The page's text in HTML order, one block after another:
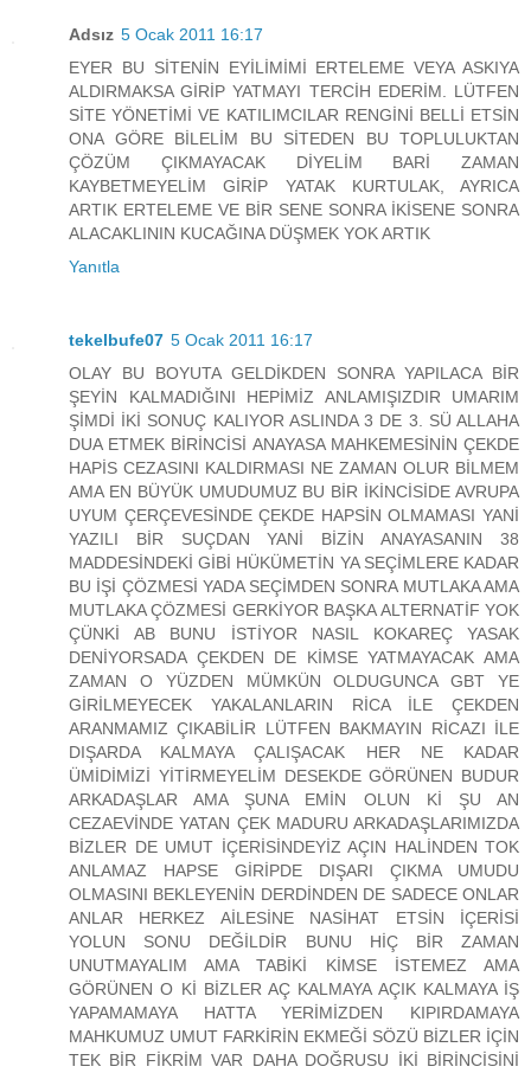
Adsız 5 Ocak 2011 16:17
EYER BU SİTENİN EYİLİMİMİ ERTELEME VEYA ASKIYA
ALDIRMAKSA GİRİP YATMAYI TERCİH EDERİM. LÜTFEN
SİTE YÖNETİMİ VE KATILIMCILAR RENGİNİ BELLİ ETSİN
ONA GÖRE BİLELİM BU SİTEDEN BU TOPLULUKTAN
ÇÖZÜM ÇIKMAYACAK DİYELİM BARİ ZAMAN
KAYBETMEYELİM GİRİP YATAK KURTULAK, AYRICA
ARTIK ERTELEME VE BİR SENE SONRA İKİSENE SONRA
ALACAKLININ KUCAĞINA DÜŞMEK YOK ARTIK
Yanıtla
tekelbufe07 5 Ocak 2011 16:17
OLAY BU BOYUTA GELDİKDEN SONRA YAPILACA BİR
ŞEYİN KALMADIĞINI HEPİMİZ ANLAMIŞIZDIR UMARIM
ŞİMDİ İKİ SONUÇ KALIYOR ASLINDA 3 DE 3. SÜ ALLAHA
DUA ETMEK BİRİNCİSİ ANAYASA MAHKEMESİNİN ÇEKDE
HAPİS CEZASINI KALDIRMASI NE ZAMAN OLUR BİLMEM
AMA EN BÜYÜK UMUDUMUZ BU BİR İKİNCİSİDE AVRUPA
UYUM ÇERÇEVESİNDE ÇEKDE HAPSİN OLMAMASI YANİ
YAZILI BİR SUÇDAN YANİ BİZİN ANAYASANIN 38
MADDESİNDEKİ GİBİ HÜKÜMETİN YA SEÇİMLERE KADAR
BU İŞİ ÇÖZMESİ YADA SEÇİMDEN SONRA MUTLAKA AMA
MUTLAKA ÇÖZMESİ GERKİYOR BAŞKA ALTERNATİF YOK
ÇÜNKİ AB BUNU İSTİYOR NASIL KOKAREÇ YASAK
DENİYORSADA ÇEKDEN DE KİMSE YATMAYACAK AMA
ZAMAN O YÜZDEN MÜMKÜN OLDUGUNCA GBT YE
GİRİLMEYECEK YAKALANLARIN RİCA İLE ÇEKDEN
ARANMAMIZ ÇIKABİLİR LÜTFEN BAKMAYIN RİCAZI İLE
DIŞARDA KALMAYA ÇALIŞACAK HER NE KADAR
ÜMİDİMİZİ YİTİRMEYELİM DESEKDE GÖRÜNEN BUDUR
ARKADAŞLAR AMA ŞUNA EMİN OLUN Kİ ŞU AN
CEZAEVİNDE YATAN ÇEK MADURU ARKADAŞLARIMIZDA
BİZLER DE UMUT İÇERİSİNDEYİZ AÇIN HALİNDEN TOK
ANLAMAZ HAPSE GİRİPDE DIŞARI ÇIKMA UMUDU
OLMASINI BEKLEYENİN DERDİNDEN DE SADECE ONLAR
ANLAR HERKEZ AİLESİNE NASİHAT ETSİN İÇERİSİ
YOLUN SONU DEĞİLDİR BUNU HİÇ BİR ZAMAN
UNUTMAYALIM AMA TABİKİ KİMSE İSTEMEZ AMA
GÖRÜNEN O Kİ BİZLER AÇ KALMAYA AÇIK KALMAYA İŞ
YAPAMAMAYA HATTA YERİMİZDEN KIPIRDAMAYA
MAHKUMUZ UMUT FARKİRİN EKMEĞİ SÖZÜ BİZLER İÇİN
TEK BİR FİKRİM VAR DAHA DOĞRUSU İKİ BİRİNCİSİNİ